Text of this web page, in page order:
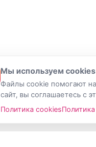
Мы используем cookies
Файлы cookie помогают
сайт, вы соглашаетесь с
Политика cookies